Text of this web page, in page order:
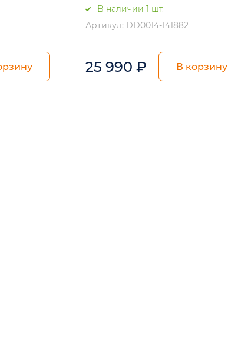
В наличии 1 шт.
Артикул: DD0014-141882
25 990 ₽ В корзину